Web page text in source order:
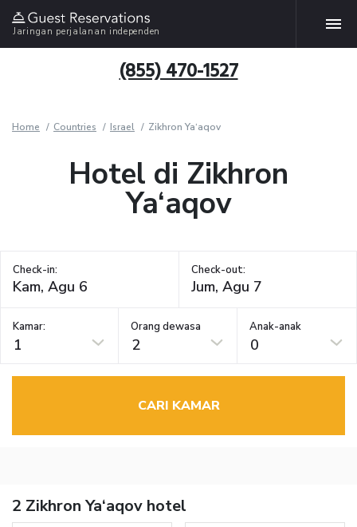
Jaringan perjalanan independen
(855) 470-1527
Home Countries Israel Zikhron Ya‘aqov
Hotel di Zikhron
Ya‘aqov
Check-in: Check-out:
Kamar:
1
Orang dewasa
2
Anak-anak
0
CARI KAMAR
2 Zikhron Ya‘aqov hotel